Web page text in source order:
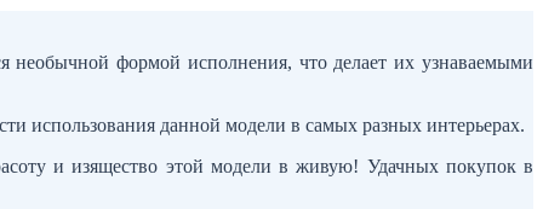
необычной формой исполнения, что делает их узнаваемыми
использования данной модели в самых разных интерьерах.
и изящество этой модели в живую! Удачных покупок в